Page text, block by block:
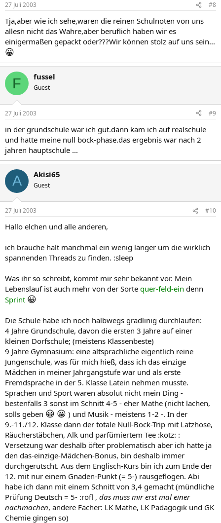
27 Juli 2003 #8
Tja,aber wie ich sehe,waren die reinen Schulnoten von uns
allesn nicht das Wahre,aber beruflich haben wir es
einigermaßen gepackt oder???Wir können stolz auf uns sein...
😀
F fussel
Guest
27 Juli 2003 #9
in der grundschule war ich gut.dann kam ich auf realschule
und hatte meine null bock-phase.das ergebnis war nach 2
jahren hauptschule ...
A Akisi65
Guest
27 Juli 2003 #10
Hallo elchen und alle anderen,
ich brauche halt manchmal ein wenig länger um die wirklich
spannenden Threads zu finden. :sleep
Was ihr so schreibt, kommt mir sehr bekannt vor. Mein
Lebenslauf ist auch mehr von der Sorte quer-feld-ein denn
Sprint 😀
Die Schule habe ich noch halbwegs gradlinig durchlaufen:
4 Jahre Grundschule, davon die ersten 3 Jahre auf einer
kleinen Dorfschule; (meistens Klassenbeste)
9 Jahre Gymnasium: eine altsprachliche eigentlich reine
Jungenschule, was für mich hieß, dass ich das einzige
Mädchen in meiner Jahrgangstufe war und als erste
Fremdsprache in der 5. Klasse Latein nehmen musste.
Sprachen und Sport waren absolut nicht mein Ding -
bestenfalls 3 sonst im Schnitt 4-5 - eher Mathe (nicht lachen,
solls geben 😀 😀 ) und Musik - meistens 1-2 -. In der
9.-11./12. Klasse dann der totale Null-Bock-Trip mit Latzhose,
Räucherstäbchen, Alk und parfümiertem Tee :kotz: :
Versetzung war deshalb öfter problematisch aber ich hatte ja
den das-einzige-Mädchen-Bonus, bin deshalb immer
durchgerutscht. Aus dem Englisch-Kurs bin ich zum Ende der
12. mit nur einem Gnaden-Punkt (= 5-) rausgeflogen. Abi
habe ich dann mit einem Schnitt von 3,4 gemacht (mündliche
Prüfung Deutsch = 5- :rofl , das muss mir erst mal einer
nachmachen, andere Fächer: LK Mathe, LK Pädagogik und GK
Chemie gingen so)